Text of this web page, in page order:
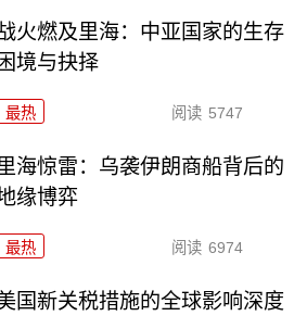
火燃及里海：中亚国家的生存
困境与抉择
最热 阅读 5747
海惊雷：乌袭伊朗商船背后的
缘博弈
最热 阅读 6974
国新关税措施的全球影响深度